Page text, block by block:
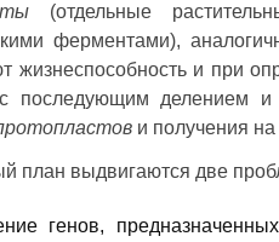
(отдельные
ферментами),
жизнеспособность и при
последующим делением и
и получения на
план выдвигаются две
генов,